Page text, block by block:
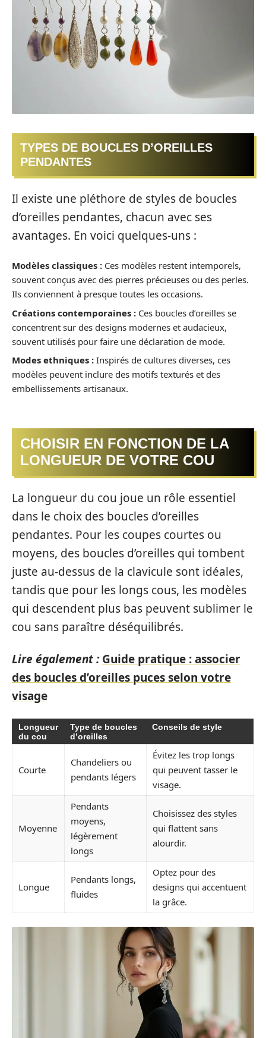
TYPES DE BOUCLES D’OREILLES
PENDANTES
Il existe une pléthore de styles de boucles
d’oreilles pendantes, chacun avec ses
avantages. En voici quelques-uns :
Modèles classiques : Ces modèles restent intemporels,
souvent conçus avec des pierres précieuses ou des perles.
Ils conviennent à presque toutes les occasions.
Créations contemporaines : Ces boucles d’oreilles se
concentrent sur des designs modernes et audacieux,
souvent utilisés pour faire une déclaration de mode.
Modes ethniques : Inspirés de cultures diverses, ces
modèles peuvent inclure des motifs texturés et des
embellissements artisanaux.
CHOISIR EN FONCTION DE LA
LONGUEUR DE VOTRE COU
La longueur du cou joue un rôle essentiel
dans le choix des boucles d’oreilles
pendantes. Pour les coupes courtes ou
moyens, des boucles d’oreilles qui tombent
juste au-dessus de la clavicule sont idéales,
tandis que pour les longs cous, les modèles
qui descendent plus bas peuvent sublimer le
cou sans paraître déséquilibrés.
Lire également : Guide pratique : associer
des boucles d’oreilles puces selon votre
visage
Longueur
du cou
Type de boucles
d’oreilles
Conseils de style
Courte
Chandeliers ou
pendants légers
Évitez les trop longs
qui peuvent tasser le
visage.
Moyenne
Pendants
moyens,
légèrement
longs
Choisissez des styles
qui flattent sans
alourdir.
Longue
Pendants longs,
fluides
Optez pour des
designs qui accentuent
la grâce.